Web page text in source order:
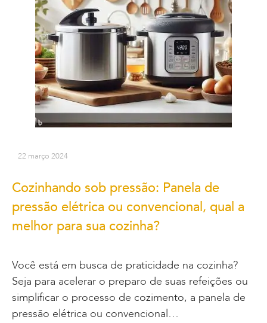
22 março 2024
Cozinhando sob pressão: Panela de
pressão elétrica ou convencional, qual a
melhor para sua cozinha?
Você está em busca de praticidade na cozinha?
Seja para acelerar o preparo de suas refeições ou
simplificar o processo de cozimento, a panela de
pressão elétrica ou convencional…